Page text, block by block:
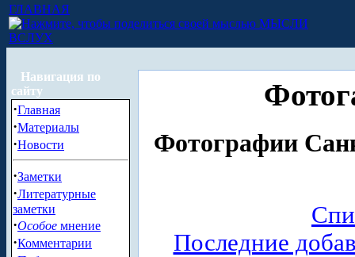
ГЛАВНАЯ
МЫСЛИ
ВСЛУХ
Навигация по
сайту
·Главная
·Материалы
·Новости
·Заметки
·Литературные
заметки
·Особое мнение
·Комментарии
Фотографии
Последние